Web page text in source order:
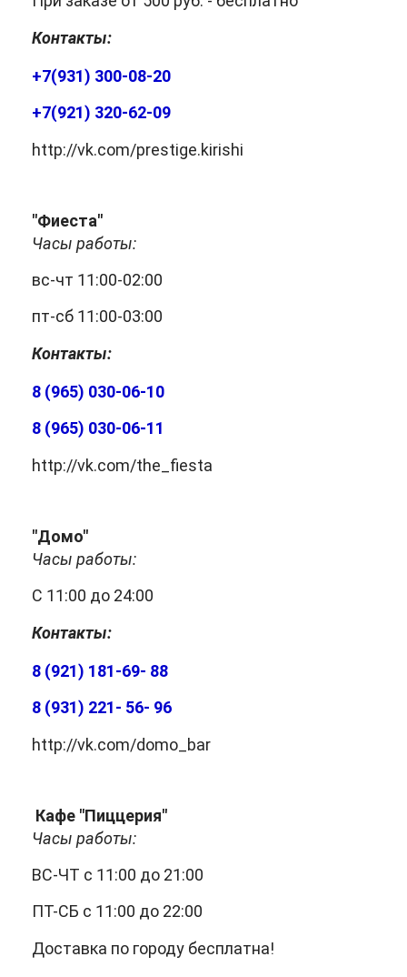
Контакты:
+7(931) 300-08-20
+7(921) 320-62-09
http://vk.com/prestige.kirishi
"Фиеста"
Часы работы:
вс-чт 11:00-02:00
пт-сб 11:00-03:00
Контакты:
8 (965) 030-06-10
8 (965) 030-06-11
http://vk.com/the_fiesta
"Домо"
Часы работы:
С 11:00 до 24:00
Контакты:
8 (921) 181-69- 88
8 (931) 221- 56- 96
http://vk.com/domo_bar
Кафе "Пиццерия"
Часы работы:
ВС-ЧТ с 11:00 до 21:00
ПТ-СБ с 11:00 до 22:00
Доставка по городу бесплатна!